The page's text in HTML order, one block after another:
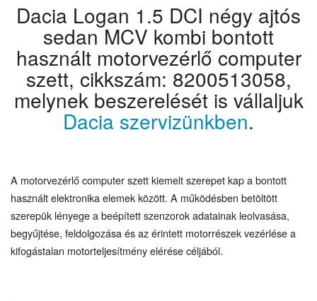
Dacia Logan 1.5 DCI négy ajtós
sedan MCV kombi bontott
használt motorvezérlő computer
szett, cikkszám: 8200513058,
melynek beszerelését is vállaljuk
Dacia szervizünkben.
A motorvezérlő computer szett kiemelt szerepet kap a bontott
használt elektronika elemek között. A működésben betöltött
szerepük lényege a beépített szenzorok adatainak leolvasása,
begyűjtése, feldolgozása és az érintett motorrészek vezérlése a
kifogástalan motorteljesítmény elérése céljából.